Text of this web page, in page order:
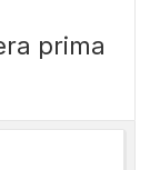
prima